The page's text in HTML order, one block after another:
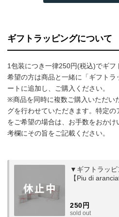
ギフトラッピングについて
1包装につき一律250円(税込)でギ
希望の方は商品と一緒に「ギフトラ
ートに追加し、ご購入ください。
※商品を同時に複数ご購入いただい
グを行わせていただきます。特定
をご希望の場合は、お手数をおか
考欄にその旨をご記載ください。
▼ギフトラッピ
【Piu di
250円
sold out